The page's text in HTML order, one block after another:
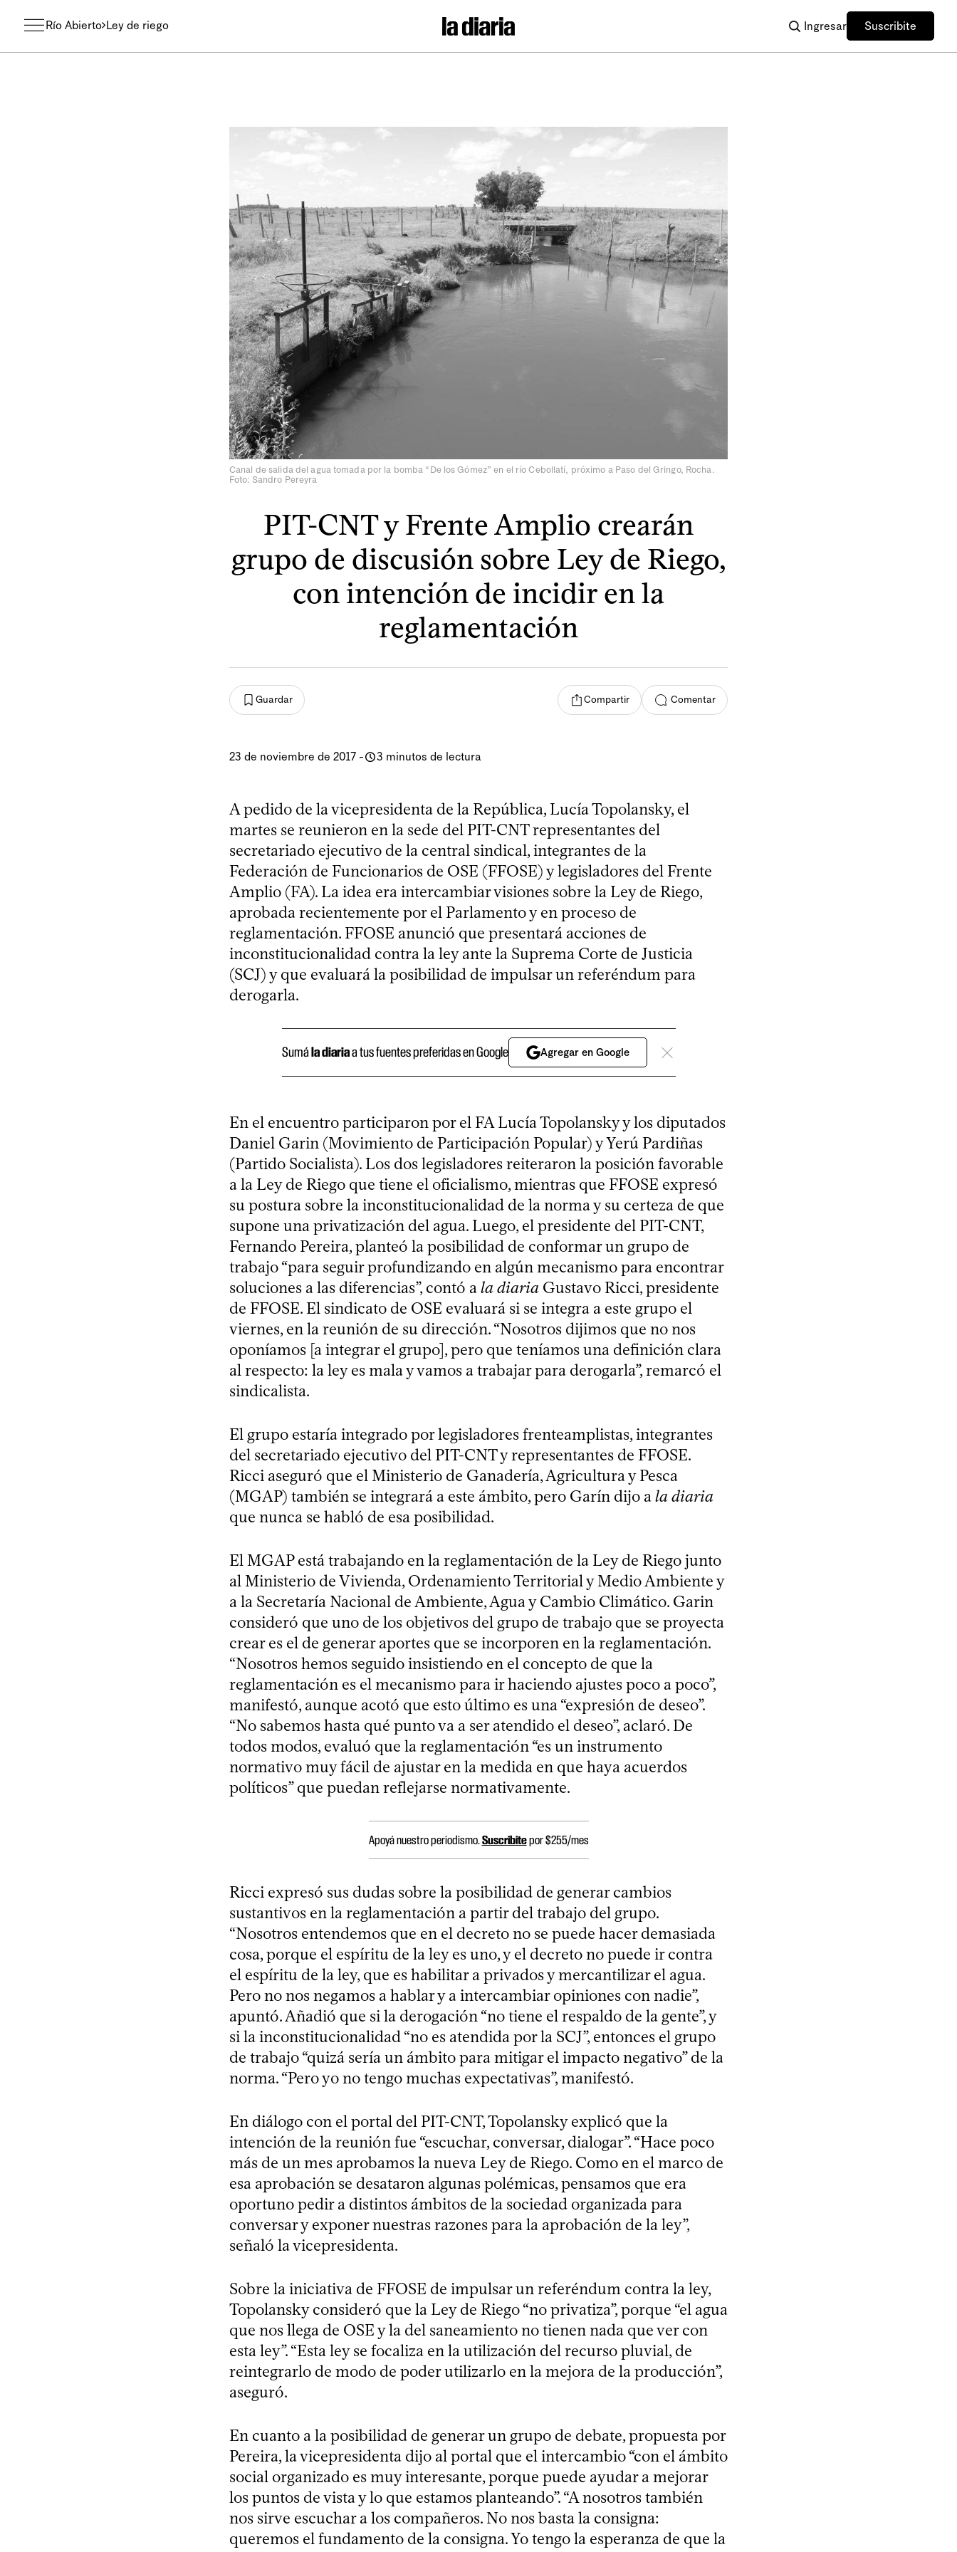
Río Abierto Ley de riego Ingresar Suscribite
Canal de salida del agua tomada por la bomba “De los Gómez” en el río Cebollatí, próximo a Paso del Gringo, Rocha.
Foto: Sandro Pereyra
PIT-CNT y Frente Amplio crearán
grupo de discusión sobre Ley de Riego,
con intención de incidir en la
reglamentación
Guardar Compartir Comentar
23 de noviembre de 2017 - 3 minutos de lectura
A pedido de la vicepresidenta de la República, Lucía Topolansky, el
martes se reunieron en la sede del PIT-CNT representantes del
secretariado ejecutivo de la central sindical, integrantes de la
Federación de Funcionarios de OSE (FFOSE) y legisladores del Frente
Amplio (FA). La idea era intercambiar visiones sobre la Ley de Riego,
aprobada recientemente por el Parlamento y en proceso de
reglamentación. FFOSE anunció que presentará acciones de
inconstitucionalidad contra la ley ante la Suprema Corte de Justicia
(SCJ) y que evaluará la posibilidad de impulsar un referéndum para
derogarla.
Sumála diariaa tus fuentes preferidas en Google Agregar en Google
En el encuentro participaron por el FA Lucía Topolansky y los diputados
Daniel Garin (Movimiento de Participación Popular) y Yerú Pardiñas
(Partido Socialista). Los dos legisladores reiteraron la posición favorable
a la Ley de Riego que tiene el oficialismo, mientras que FFOSE expresó
su postura sobre la inconstitucionalidad de la norma y su certeza de que
supone una privatización del agua. Luego, el presidente del PIT-CNT,
Fernando Pereira, planteó la posibilidad de conformar un grupo de
trabajo “para seguir profundizando en algún mecanismo para encontrar
soluciones a las diferencias”, contó ala diaria Gustavo Ricci, presidente
de FFOSE. El sindicato de OSE evaluará si se integra a este grupo el
viernes, en la reunión de su dirección. “Nosotros dijimos que no nos
oponíamos [a integrar el grupo], pero que teníamos una definición clara
al respecto: la ley es mala y vamos a trabajar para derogarla”, remarcó el
sindicalista.
El grupo estaría integrado por legisladores frenteamplistas, integrantes
del secretariado ejecutivo del PIT-CNT y representantes de FFOSE.
Ricci aseguró que el Ministerio de Ganadería, Agricultura y Pesca
(MGAP) también se integrará a este ámbito, pero Garín dijo ala diaria
que nunca se habló de esa posibilidad.
El MGAP está trabajando en la reglamentación de la Ley de Riego junto
al Ministerio de Vivienda, Ordenamiento Territorial y Medio Ambiente y
a la Secretaría Nacional de Ambiente, Agua y Cambio Climático. Garin
consideró que uno de los objetivos del grupo de trabajo que se proyecta
crear es el de generar aportes que se incorporen en la reglamentación.
“Nosotros hemos seguido insistiendo en el concepto de que la
reglamentación es el mecanismo para ir haciendo ajustes poco a poco”,
manifestó, aunque acotó que esto último es una “expresión de deseo”.
“No sabemos hasta qué punto va a ser atendido el deseo”, aclaró. De
todos modos, evaluó que la reglamentación “es un instrumento
normativo muy fácil de ajustar en la medida en que haya acuerdos
políticos” que puedan reflejarse normativamente.
Apoyá nuestro periodismo.Suscribitepor $255/mes
Ricci expresó sus dudas sobre la posibilidad de generar cambios
sustantivos en la reglamentación a partir del trabajo del grupo.
“Nosotros entendemos que en el decreto no se puede hacer demasiada
cosa, porque el espíritu de la ley es uno, y el decreto no puede ir contra
el espíritu de la ley, que es habilitar a privados y mercantilizar el agua.
Pero no nos negamos a hablar y a intercambiar opiniones con nadie”,
apuntó. Añadió que si la derogación “no tiene el respaldo de la gente”, y
si la inconstitucionalidad “no es atendida por la SCJ”, entonces el grupo
de trabajo “quizá sería un ámbito para mitigar el impacto negativo” de la
norma. “Pero yo no tengo muchas expectativas”, manifestó.
En diálogo con el portal del PIT-CNT, Topolansky explicó que la
intención de la reunión fue “escuchar, conversar, dialogar”. “Hace poco
más de un mes aprobamos la nueva Ley de Riego. Como en el marco de
esa aprobación se desataron algunas polémicas, pensamos que era
oportuno pedir a distintos ámbitos de la sociedad organizada para
conversar y exponer nuestras razones para la aprobación de la ley”,
señaló la vicepresidenta.
Sobre la iniciativa de FFOSE de impulsar un referéndum contra la ley,
Topolansky consideró que la Ley de Riego “no privatiza”, porque “el agua
que nos llega de OSE y la del saneamiento no tienen nada que ver con
esta ley”. “Esta ley se focaliza en la utilización del recurso pluvial, de
reintegrarlo de modo de poder utilizarlo en la mejora de la producción”,
aseguró.
En cuanto a la posibilidad de generar un grupo de debate, propuesta por
Pereira, la vicepresidenta dijo al portal que el intercambio “con el ámbito
social organizado es muy interesante, porque puede ayudar a mejorar
los puntos de vista y lo que estamos planteando”. “A nosotros también
nos sirve escuchar a los compañeros. No nos basta la consigna:
queremos el fundamento de la consigna. Yo tengo la esperanza de que la